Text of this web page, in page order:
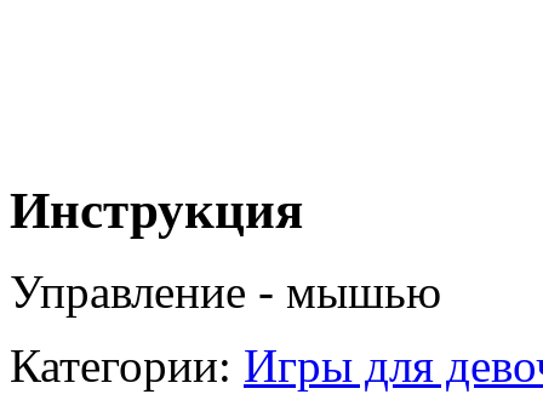
Инструкция
Управление - мышью
Категории: Игры для